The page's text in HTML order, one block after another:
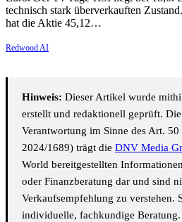
technisch stark überverkauften
hat die Aktie 45,12…
Redwood AI
Hinweis: Dieser Artikel wurde
erstellt und redaktionell geprüft.
Verantwortung im Sinne des Art.
2024/1689) trägt die DNV Media
World bereitgestellten
oder Finanzberatung dar und sind
Verkaufsempfehlung zu verstehen.
individuelle, fachkundige Beratung.